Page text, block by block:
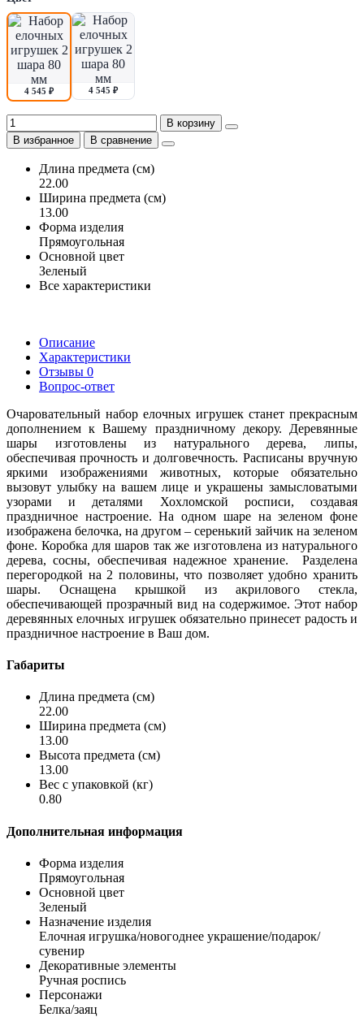
4 545 ₽ 4 545 ₽
В корзину
В избранное
В сравнение
Длина предмета (см)
22.00
Ширина предмета (см)
13.00
Форма изделия
Прямоугольная
Основной цвет
Зеленый
Все характеристики
Описание
Характеристики
Отзывы 0
Вопрос-ответ
Очаровательный набор елочных игрушек станет прекрасным
дополнением к Вашему праздничному декору. Деревянные
шары изготовлены из натурального дерева, липы,
обеспечивая прочность и долговечность. Расписаны вручную
яркими изображениями животных, которые обязательно
вызовут улыбку на вашем лице и украшены замысловатыми
узорами и деталями Хохломской росписи, создавая
праздничное настроение. На одном шаре на зеленом фоне
изображена белочка, на другом – серенький зайчик на зеленом
фоне. Коробка для шаров так же изготовлена из натурального
дерева, сосны, обеспечивая надежное хранение. Разделена
перегородкой на 2 половины, что позволяет удобно хранить
шары. Оснащена крышкой из акрилового стекла,
обеспечивающей прозрачный вид на содержимое. Этот набор
деревянных елочных игрушекобязательно принесет радость и
праздничное настроение в Ваш дом.
Габариты
Длина предмета (см)
22.00
Ширина предмета (см)
13.00
Высота предмета (см)
13.00
Вес с упаковкой (кг)
0.80
Дополнительная информация
Форма изделия
Прямоугольная
Основной цвет
Зеленый
Назначение изделия
Елочная игрушка/новогоднее украшение/подарок/
сувенир
Декоративные элементы
Ручная роспись
Персонажи
Белка/заяц